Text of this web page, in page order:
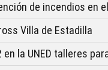
de incendios en
Villa de Estadilla
la UNED talleres